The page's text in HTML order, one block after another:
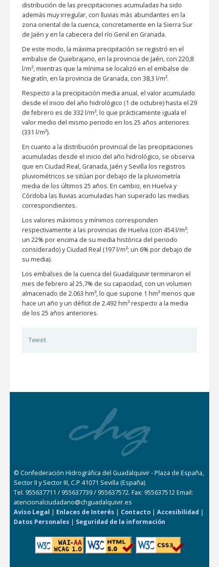
distribución de las precipitaciones acumuladas ha sido
además muy irregular, con lluvias más abundantes en la
zona oriental de la cuenca, concretamente en la Sierra Sur
de Jaén y en la cabecera del río Genil en Granada.
De este modo, la máxima precipitación se registró en el
embalse de Quiebrajano, en la provincia de Jaén, con 220,8
l/m², mientras que la mínima se localizó en el embalse de
Negratín, en la provincia de Granada, con 38,3 l/m².
Respecto a la precipitación media anual, el valor acumulado
desde el inicio del año hidrológico (1 de octubre) hasta el 29
de febrero es de 332 l/m², lo que prácticamente iguala el
valor medio del mismo periodo en los 25 años anteriores
(331 l/m²).
En cuanto a la distribución provincial de las precipitaciones
acumuladas desde el inicio del año hidrológico, se observa
que en Ciudad Real, Granada, Jaén y Sevilla los registros
pluviométricos se sitúan por debajo de la pluviometría
media de los últimos 25 años. En cambio, en Huelva y
Córdoba las lluvias acumuladas han superado las medias
correspondientes.
Los valores máximos y mínimos corresponden
respectivamente a las provincias de Huelva (con 454 l/m²;
un 22% por encima de su media histórica del periodo
considerado) y Ciudad Real (197 l/m²; un 6% por debajo de
su media).
Los embalses de la cuenca del Guadalquivir terminaron el
mes de febrero al 25,7% de su capacidad, con un volumen
almacenado de 2.063 hm³, lo que supone 1 hm³ menos que
hace un año y un déficit de 2.492 hm³ respecto a la media
de los 25 años anteriores.
Tweet
© Confederación Hidrográfica del Guadalquivir - Plaza de España,
Sector II y Sector III, C.P 41071 Sevilla (España)
Tel. 955637711 / 955637739 / 955637572. Fax: 955637512 Email:
atencionalciudadano@chguadalquivir.es
Aviso Legal | Enlaces de Interés | Contacto |Accesibilidad |
Datos Personales | Seguridad de la información